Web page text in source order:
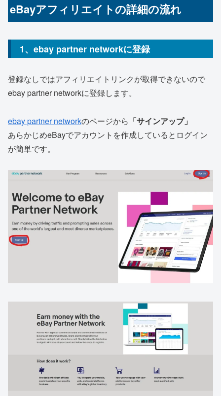
eBayアフィリエイトの詳細の流れ
1、ebay partner networkに登録
登録なしではアフィリエイトリンクが取得できないので
ebay partner networkに登録します。
ebay partner networkのページから 「サインアップ」
あらかじめeBayでアカウントを作成しているとログイン
が簡単です。